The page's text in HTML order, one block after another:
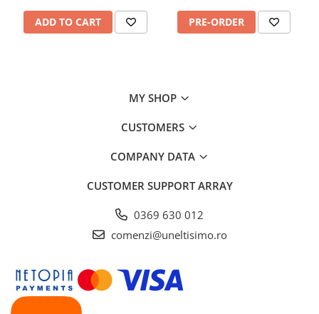
ADD TO CART PRE-ORDER
MY SHOP
CUSTOMERS
COMPANY DATA
CUSTOMER SUPPORTARRAY
0369 630 012
comenzi@uneltisimo.ro